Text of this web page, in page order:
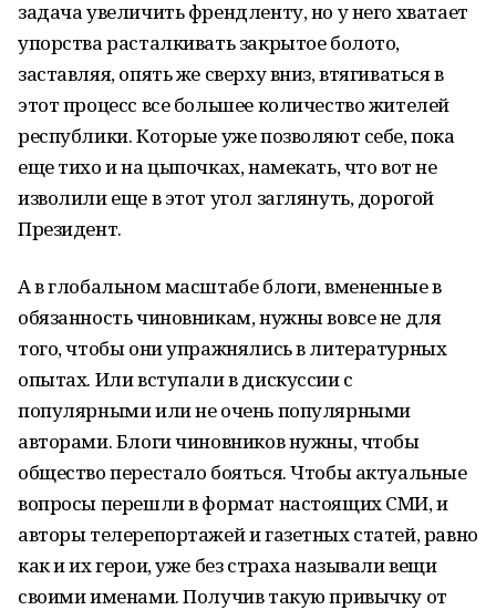
задача увеличить френдленту, но у него хватает
упорства расталкивать закрытое болото,
заставляя, опять же сверху вниз, втягиваться в
этот процесс все большее количество жителей
республики. Которые уже позволяют себе, пока
еще тихо и на цыпочках, намекать, что вот не
изволили еще в этот угол заглянуть, дорогой
Президент.
А в глобальном масштабе блоги, вмененные в
обязанность чиновникам, нужны вовсе не для
того, чтобы они упражнялись в литературных
опытах. Или вступали в дискуссии с
популярными или не очень популярными
авторами. Блоги чиновников нужны, чтобы
общество перестало бояться. Чтобы актуальные
вопросы перешли в формат настоящих СМИ, и
авторы телерепортажей и газетных статей, равно
как и их герои, уже без страха называли вещи
своими именами. Получив такую привычку от